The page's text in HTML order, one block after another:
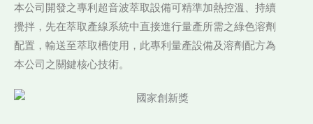
本公司開發之專利超音波萃取設備可精準加熱控溫、持續
攪拌，先在萃取產線系統中直接進行量產所需之綠色溶劑
配置，輸送至萃取槽使用，此專利量產設備及溶劑配方為
本公司之關鍵核心技術。